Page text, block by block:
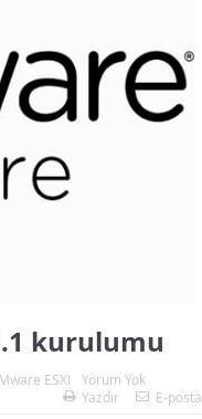
kurulumu
ESXI
Yorum Yok
Yazdır E-posta